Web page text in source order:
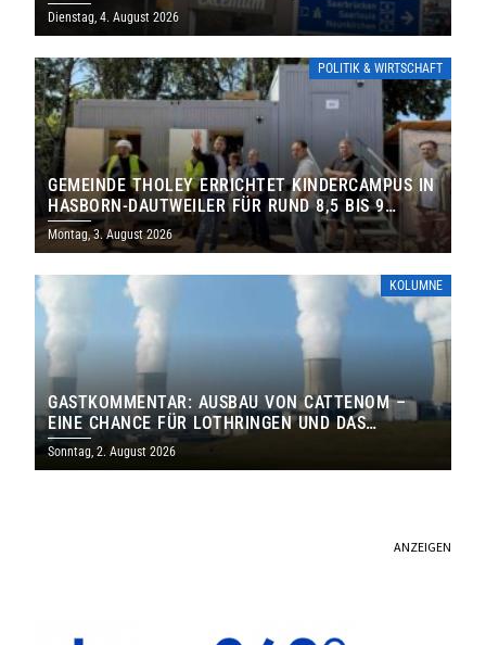
Dienstag, 4. August 2026
POLITIK & WIRTSCHAFT
GEMEINDE THOLEY ERRICHTET KINDERCAMPUS IN
HASBORN-DAUTWEILER FÜR RUND 8,5 BIS 9
MILLIONEN EURO
Montag, 3. August 2026
KOLUMNE
GASTKOMMENTAR: AUSBAU VON CATTENOM –
EINE CHANCE FÜR LOTHRINGEN UND DAS
SAARLAND
Sonntag, 2. August 2026
ANZEIGEN